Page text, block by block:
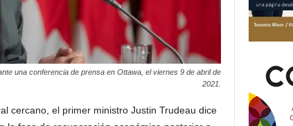
una conferencia de prensa en Ottawa, el viernes 9 de abril de
2021.
cercano, el primer ministro Justin Trudeau dice